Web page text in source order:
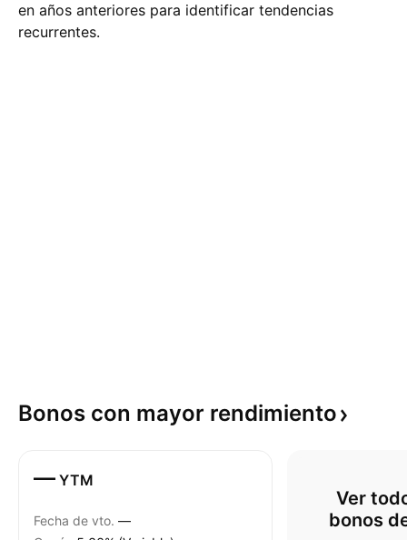
en años anteriores para identificar tendencias
recurrentes.
Bonos con mayor rendimiento
— YTM
Fecha de vto. —
Ver
bonos